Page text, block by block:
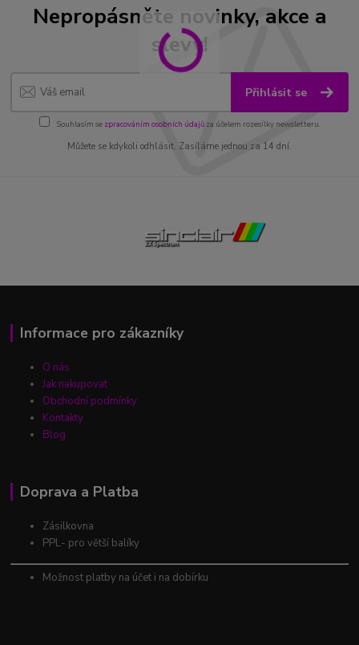
Nepropásněte novinky, akce a
slevy!
Přihlásit se
Souhlasím se zpracováním osobních údajůza účelem rozesílky newsletteru.
Můžete se kdykoli odhlásit. Zasíláme jednou za 14 dní.
Informace pro zákazníky
O nás
Jak nakupovat
Obchodní podmínky
Kontakty
Blog
Doprava a Platba
Zásilkovna
PPL- pro větší balíky
Možnost platby na účet i na dobírku